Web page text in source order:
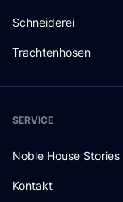
Schneiderei
Trachtenhosen
SERVICE
Noble House Stories
Kontakt